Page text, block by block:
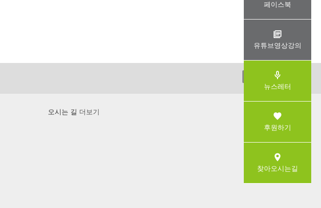
페이스북
유튜브영상강의
뉴스레터
후원하기
찾아오시는길
오시는 길 더보기